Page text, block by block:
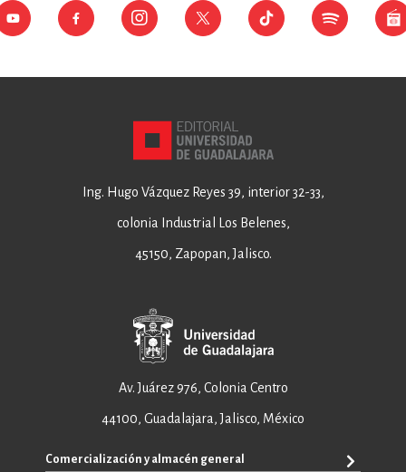
Ing. Hugo Vázquez Reyes 39, interior 32-33,
colonia Industrial Los Belenes,
45150, Zapopan, Jalisco.
Av. Juárez 976, Colonia Centro
44100, Guadalajara, Jalisco, México
Comercialización y almacén general